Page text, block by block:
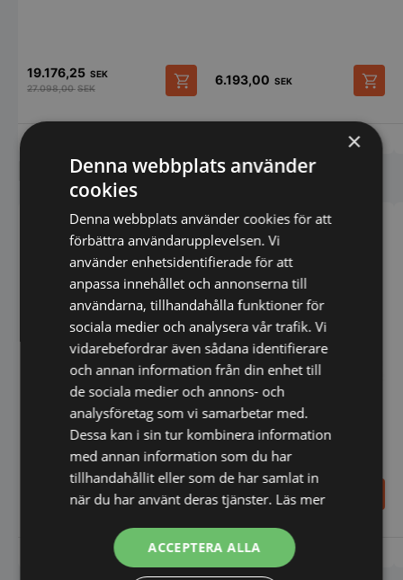
19.176,25 SEK
27.098,00SEK
6.193,00 SEK
Liknande produkter
Slät/Räfflad - Sammic
6.941,00SEK
Sammic
6.941,00 SEK
Vi prisjämför
×
Denna webbplats använder
cookies
Denna webbplats använder cookies för att
förbättra användarupplevelsen. Vi
använder enhetsidentifierade för att
anpassa innehållet och annonserna till
användarna, tillhandahålla funktioner för
sociala medier och analysera vår trafik. Vi
vidarebefordrar även sådana identifierare
och annan information från din enhet till
de sociala medier och annons- och
analysföretag som vi samarbetar med.
Dessa kan i sin tur kombinera information
med annan information som du har
tillhandahållit eller som de har samlat in
när du har använt deras tjänster. Läs mer
ACCEPTERA ALLA